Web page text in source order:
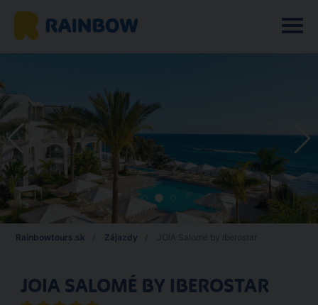
Rainbowtours.sk Zájazdy
JOIA SALOMÉ BY IBEROSTAR